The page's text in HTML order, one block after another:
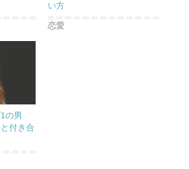
い方
恋愛
の男
付き合